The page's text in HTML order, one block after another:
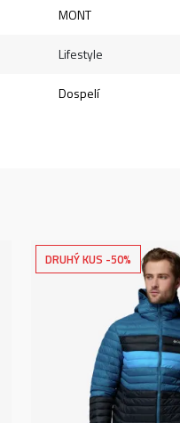
MONT
Lifestyle
Dospelí
DRUHÝ KUS -50%